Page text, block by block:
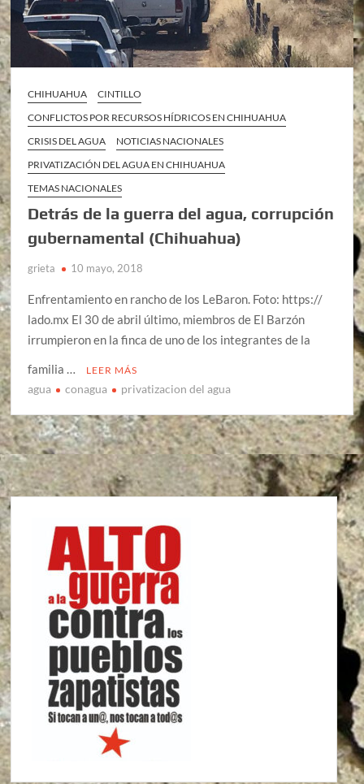
CHIHUAHUA
CINTILLO
CONFLICTOS POR RECURSOS HÍDRICOS EN CHIHUAHUA
CRISIS DEL AGUA
NOTICIAS NACIONALES
PRIVATIZACIÓN DEL AGUA EN CHIHUAHUA
TEMAS NACIONALES
Detrás de la guerra del agua, corrupción
gubernamental (Chihuahua)
grieta 10 mayo, 2018
Enfrentamiento en rancho de los LeBaron. Foto: https://
lado.mx El 30 de abril último, miembros de El Barzón
irrumpieron en la finca de uno de los integrantes de la
familia …
LEER MÁS
agua conagua privatizacion del agua